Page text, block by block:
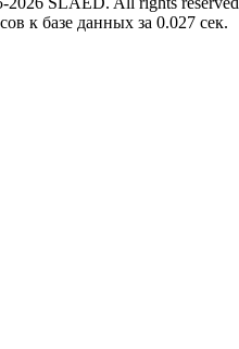
к базе данных за 0.027 сек.